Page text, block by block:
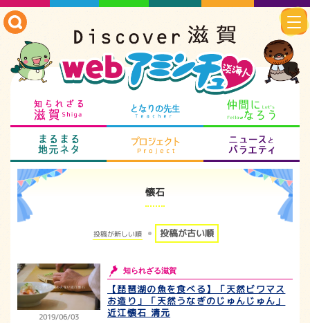
知られざる滋賀 となりの先生
まるまる地元ネタ プロジェクト
懐石
投稿が新しい順 投稿が古い順
2019/06/03
知られざる滋賀
【琵琶湖の魚を食べる】「天然ビワマス
お造り」「天然うなぎのじゅんじゅん」
近江懐石 清元